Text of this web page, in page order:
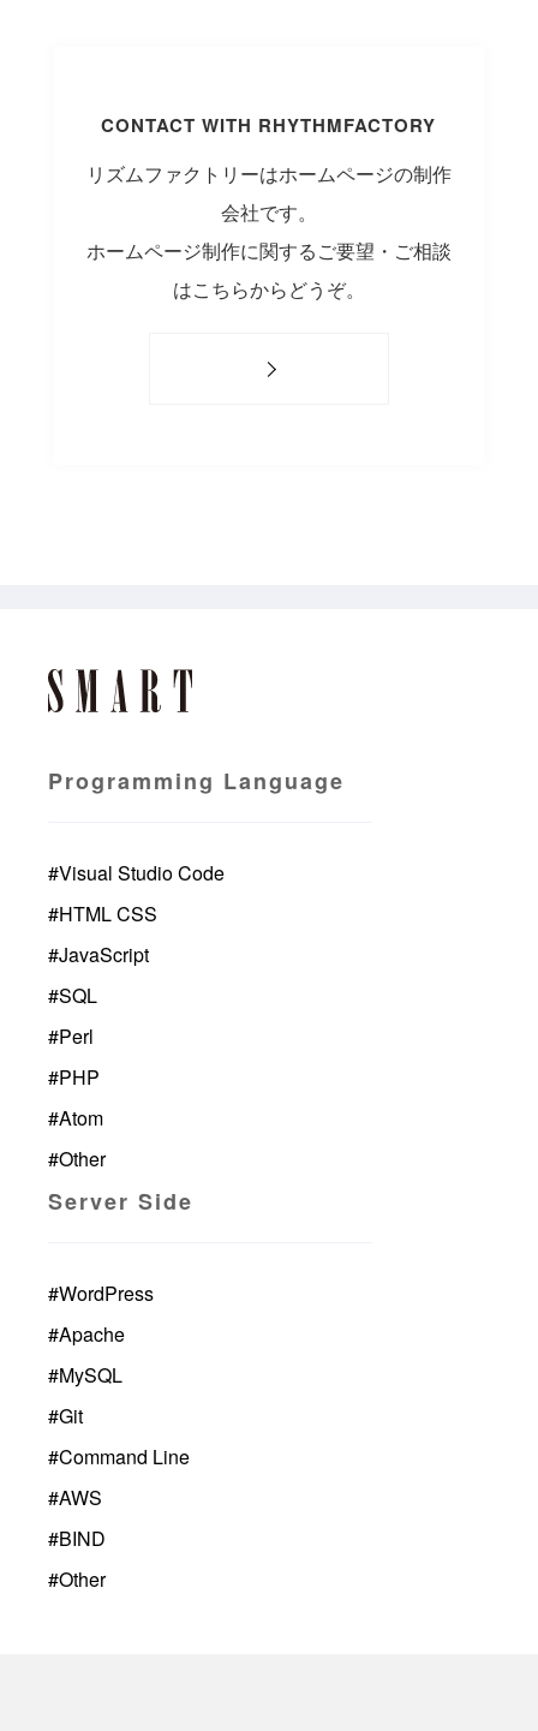
CONTACT WITH RHYTHMFACTORY
リズムファクトリーはホームページの制作
会社です。
ホームページ制作に関するご要望・ご相談
はこちらからどうぞ。
Programming Language
#Visual Studio Code
#HTML CSS
#JavaScript
#SQL
#Perl
#PHP
#Atom
#Other
Server Side
#WordPress
#Apache
#MySQL
#Git
#Command Line
#AWS
#BIND
#Other